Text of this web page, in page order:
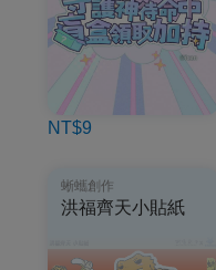
NT$9
蜥蠵創作
洪福齊天小貼紙